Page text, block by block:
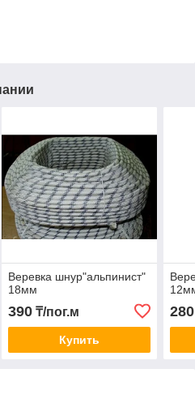
Веревка шнур"альпинист"
18мм
390₸/пог.м
Купить
280